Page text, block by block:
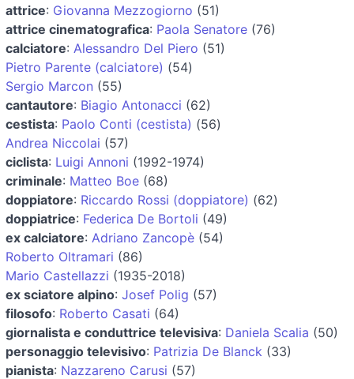
attrice: Giovanna Mezzogiorno (51)
attrice cinematografica: Paola Senatore (76)
calciatore: Alessandro Del Piero (51)
Pietro Parente (calciatore) (54)
Sergio Marcon (55)
cantautore: Biagio Antonacci (62)
cestista: Paolo Conti (cestista) (56)
Andrea Niccolai (57)
ciclista: Luigi Annoni (1992-1974)
criminale: Matteo Boe (68)
doppiatore: Riccardo Rossi (doppiatore) (62)
doppiatrice: Federica De Bortoli (49)
ex calciatore: Adriano Zancopè (54)
Roberto Oltramari (86)
Mario Castellazzi (1935-2018)
ex sciatore alpino: Josef Polig (57)
filosofo: Roberto Casati (64)
giornalista e conduttrice televisiva: Daniela Scalia (50)
personaggio televisivo: Patrizia De Blanck (33)
pianista: Nazzareno Carusi (57)